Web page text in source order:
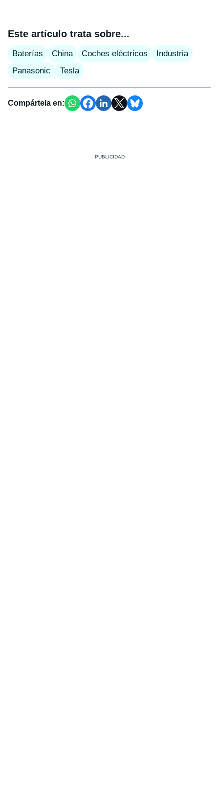
Este artículo trata sobre...
Baterías China Coches eléctricos
Industria
Panasonic
Tesla
Compártela en: